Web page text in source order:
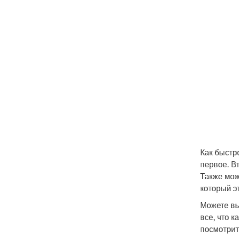
Как
первое.
Также
который
Можете
все, что